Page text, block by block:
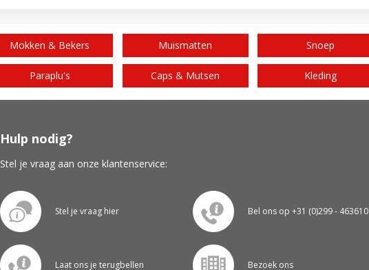
Mokken & Bekers Muismatten Snoep
Paraplu's Caps & Mutsen Kleding
Hulp nodig?
Stel je vraag aan onze klantenservice:
Stel je vraag hier Bel ons op +31 (0)299 - 463610
Laat ons je terugbellen Bezoek ons